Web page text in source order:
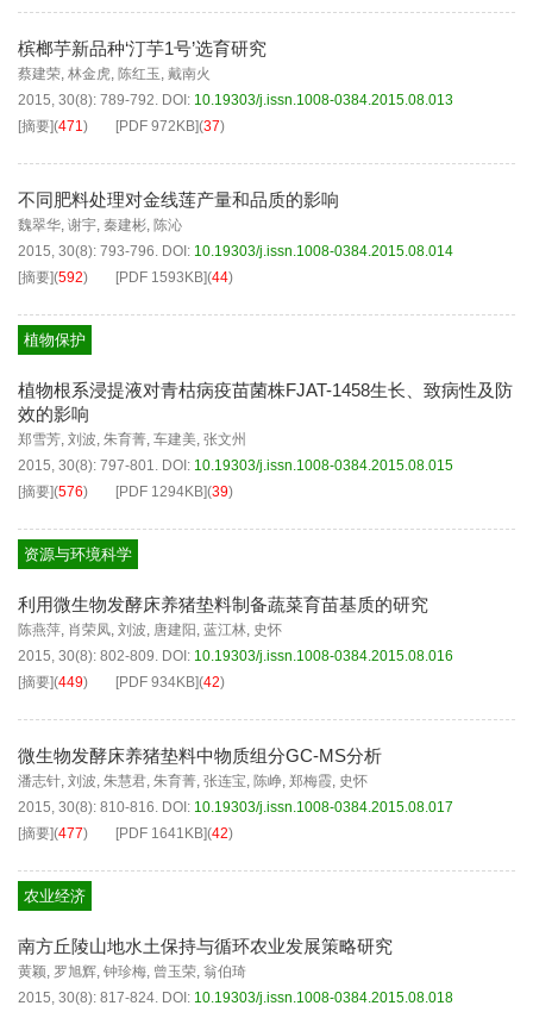
槟榔芋新品种‘汀芋1号’选育研究
蔡建荣, 林金虎, 陈红玉, 戴南火
2015, 30(8): 789-792. DOI: 10.19303/j.issn.1008-0384.2015.08.013
[摘要](471) [PDF 972KB](37)
不同肥料处理对金线莲产量和品质的影响
魏翠华, 谢宇, 秦建彬, 陈沁
2015, 30(8): 793-796. DOI: 10.19303/j.issn.1008-0384.2015.08.014
[摘要](592) [PDF 1593KB](44)
植物保护
植物根系浸提液对青枯病疫苗菌株FJAT-1458生长、致病性及防
效的影响
郑雪芳, 刘波, 朱育菁, 车建美, 张文州
2015, 30(8): 797-801. DOI: 10.19303/j.issn.1008-0384.2015.08.015
[摘要](576) [PDF 1294KB](39)
资源与环境科学
利用微生物发酵床养猪垫料制备蔬菜育苗基质的研究
陈燕萍, 肖荣凤, 刘波, 唐建阳 , 蓝江林, 史怀
2015, 30(8): 802-809. DOI: 10.19303/j.issn.1008-0384.2015.08.016
[摘要](449) [PDF 934KB](42)
微生物发酵床养猪垫料中物质组分GC-MS分析
潘志针, 刘波, 朱慧君, 朱育菁, 张连宝, 陈峥, 郑梅霞, 史怀
2015, 30(8): 810-816. DOI: 10.19303/j.issn.1008-0384.2015.08.017
[摘要](477) [PDF 1641KB](42)
农业经济
南方丘陵山地水土保持与循环农业发展策略研究
黄颖, 罗旭辉, 钟珍梅, 曾玉荣, 翁伯琦
2015, 30(8): 817-824. DOI: 10.19303/j.issn.1008-0384.2015.08.018